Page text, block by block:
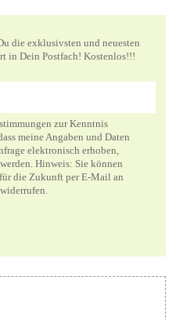
die exklusivsten und neuesten
in Dein Postfach! Kostenlos!!!
zur Kenntnis
meine Angaben und Daten
elektronisch erhoben,
Hinweis: Sie können
die Zukunft per E-Mail an